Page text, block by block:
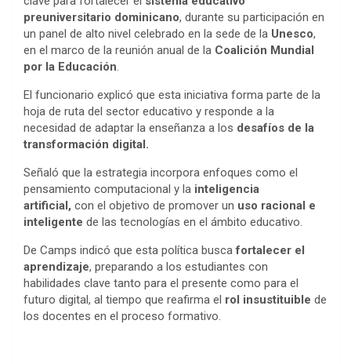
preuniversitario dominicano, durante su participación en
un panel de alto nivel celebrado en la sede de la Unesco,
en el marco de la reunión anual de la Coalición Mundial
por la Educación
El funcionario explicó que esta iniciativa forma parte de la
hoja de ruta del sector educativo y responde a la
necesidad de adaptar la enseñanza a los desafíos de la
transformación digital.
Señaló que la estrategia incorpora enfoques como el
pensamiento computacional y la inteligencia
artificial, con el objetivo de promover un uso racional e
inteligente de las tecnologías en el ámbito educativo.
De Camps indicó que esta política buscafortalecer el
aprendizaje, preparando a los estudiantes con
habilidades clave tanto para el presente como para el
futuro digital, al tiempo que reafirma el rol insustituible de
los docentes en el proceso formativo.